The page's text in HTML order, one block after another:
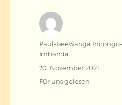
Autor
Paul-Iseewanga Indongo-
Imbanda
Veröffentlicht
am
20. November 2021
Kategorien
Für uns gelesen